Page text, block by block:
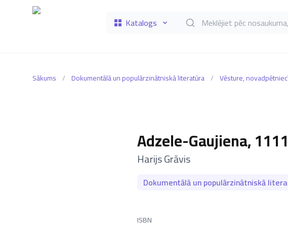
Katalogs Meklēt grāmatas pēc
Sākums / Dokumentālā un populārzinātniskā literatūra / Vēsture,
Adzele-Gaujiena,
–
Harijs Grāvis
Dokumentālā un populārzinātniskā
ISBN